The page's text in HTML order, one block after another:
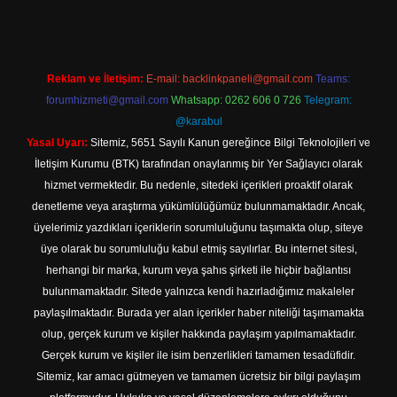
Reklam ve İletişim: E-mail: backlinkpaneli@gmail.com Teams:
forumhizmeti@gmail.com Whatsapp: 0262 606 0 726 Telegram:
@karabul
Yasal Uyarı: Sitemiz, 5651 Sayılı Kanun gereğince Bilgi Teknolojileri ve
İletişim Kurumu (BTK) tarafından onaylanmış bir Yer Sağlayıcı olarak
hizmet vermektedir. Bu nedenle, sitedeki içerikleri proaktif olarak
denetleme veya araştırma yükümlülüğümüz bulunmamaktadır. Ancak,
üyelerimiz yazdıkları içeriklerin sorumluluğunu taşımakta olup, siteye
üye olarak bu sorumluluğu kabul etmiş sayılırlar. Bu internet sitesi,
herhangi bir marka, kurum veya şahıs şirketi ile hiçbir bağlantısı
bulunmamaktadır. Sitede yalnızca kendi hazırladığımız makaleler
paylaşılmaktadır. Burada yer alan içerikler haber niteliği taşımamakta
olup, gerçek kurum ve kişiler hakkında paylaşım yapılmamaktadır.
Gerçek kurum ve kişiler ile isim benzerlikleri tamamen tesadüfidir.
Sitemiz, kar amacı gütmeyen ve tamamen ücretsiz bir bilgi paylaşım